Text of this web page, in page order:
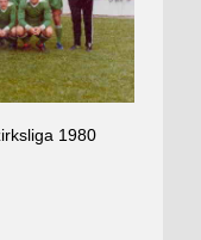
1980